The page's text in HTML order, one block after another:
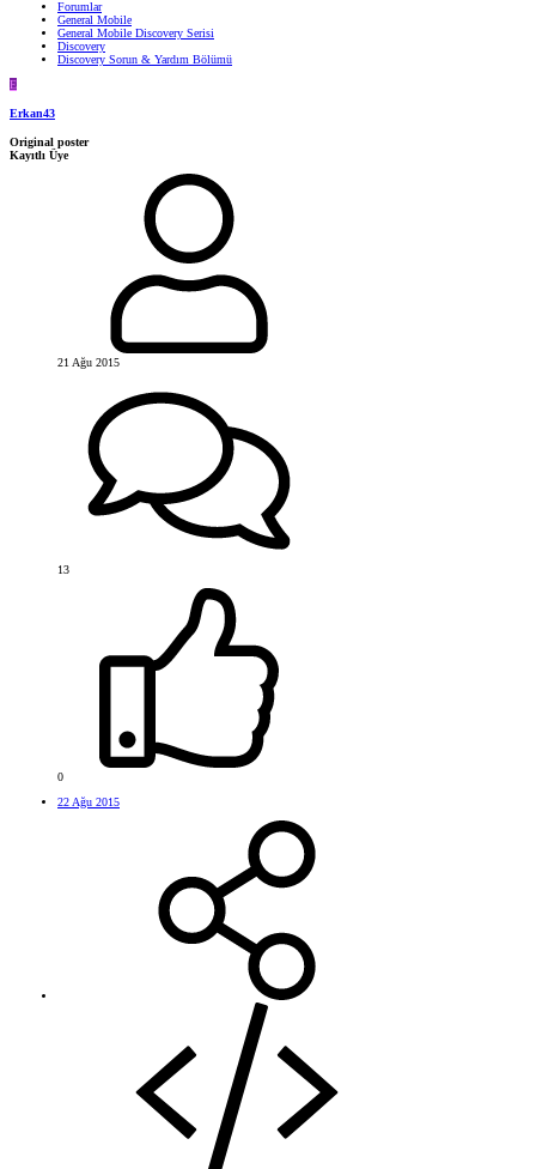
Forumlar
General Mobile
General Mobile Discovery Serisi
Discovery
Discovery Sorun & Yardım Bölümü
E
Erkan43
Original poster
Kayıtlı Üye
21 Ağu 2015
13
0
22 Ağu 2015